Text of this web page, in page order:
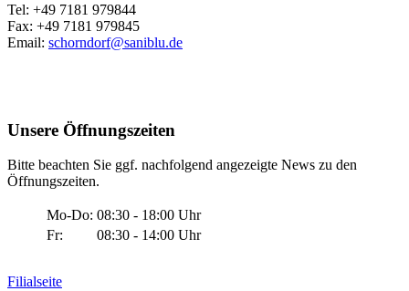
Tel: +49 7181 979844
Fax: +49 7181 979845
Email: schorndorf@saniblu.de
Unsere Öffnungszeiten
Bitte beachten Sie ggf. nachfolgend angezeigte News zu den
Öffnungszeiten.
Mo-Do: 08:30 - 18:00 Uhr
Fr:
08:30 - 14:00 Uhr
Filialseite